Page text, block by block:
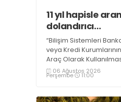
11 yıl hapisle
dolandırıcı
yakalandı
“Bilişim Sistemleri
veya Kredi Kurumlarının
Araç Olarak
Suretiyle Dolandırıcılık”
suçundan 11 yıl 3 ay
bulunan şahıs
06 Ağustos 2026
Perşembe 11:00